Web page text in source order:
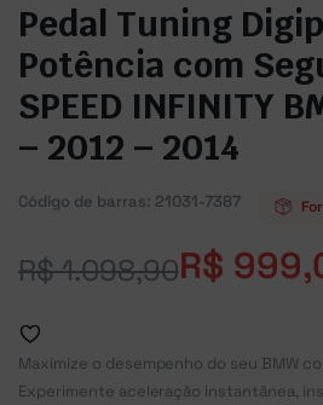
Pedal Tuning
Potência com
SPEED INFINITY
– 2012 – 2014
Código de barras: 21031-7387
R$1.098,90R$
Maximize o desempenho do seu BMW
Experimente aceleração instantânea,